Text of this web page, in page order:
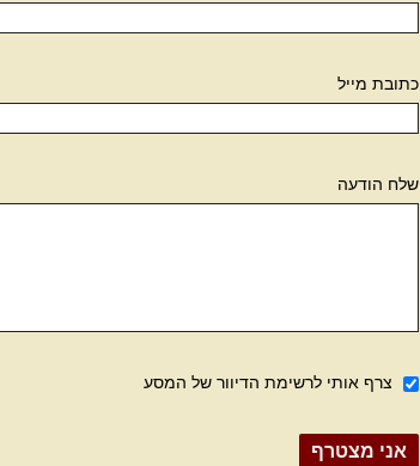
כתובת מייל
שלח הודעה
צרף אותי לרשימת הדיוור של המסע